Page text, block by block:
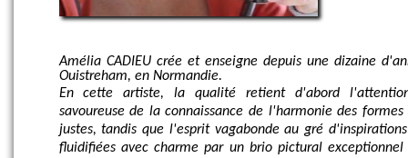
Amélia CADIEU crée et enseigne depuis une dizaine
Ouistreham, en Normandie.
En cette artiste, la qualité retient d'abord
savoureuse de la connaissance de l'harmonie des
justes, tandis que l'esprit vagabonde au gré
fluidifiées avec charme par un brio pictural